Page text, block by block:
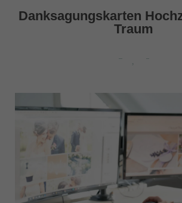
Danksagungskarten
Traum